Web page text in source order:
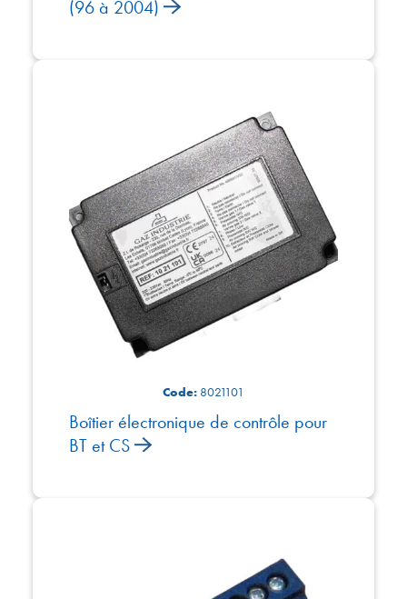
(96 à 2004)
Code: 8021101
Boîtier électronique de contrôle pour
BT et CS